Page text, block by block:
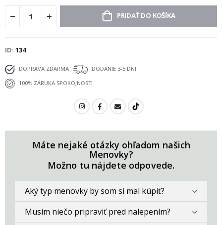
PRIDAŤ DO KOŠÍKA
ID 134
DOPRAVA ZDARMA
DODANIE 3-5 DNI
100% ZÁRUKA SPOKOJNOSTI
Máte nejaké otázky ohľadom našich
Menovky?
Možno tu nájdete odpovede.
Aký typ menovky by som si mal kúpiť?
Musím niečo pripraviť pred nalepením?